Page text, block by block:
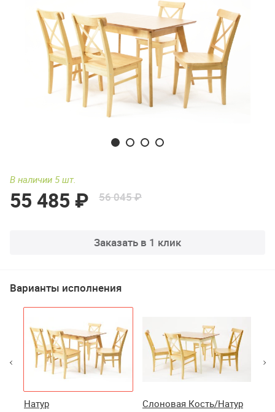
В наличии 5 шт.
55 485 ₽ 56 045 ₽
Заказать в 1 клик
Варианты исполнения
Натур Слоновая Кость/Натур